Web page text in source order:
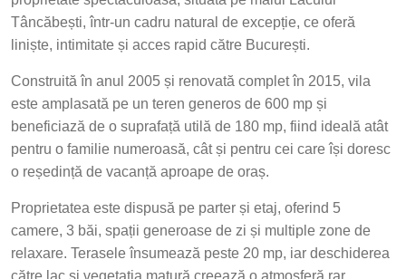
Tâncăbești, într-un cadru natural de excepție, ce oferă
liniște, intimitate și acces rapid către București.
Construită în anul 2005 și renovată complet în 2015, vila
este amplasată pe un teren generos de 600 mp și
beneficiază de o suprafață utilă de 180 mp, fiind ideală atât
pentru o familie numeroasă, cât și pentru cei care își doresc
o reședință de vacanță aproape de oraș.
Proprietatea este dispusă pe parter și etaj, oferind 5
camere, 3 băi, spații generoase de zi și multiple zone de
relaxare. Terasele însumează peste 20 mp, iar deschiderea
către lac și vegetația matură creează o atmosferă rar